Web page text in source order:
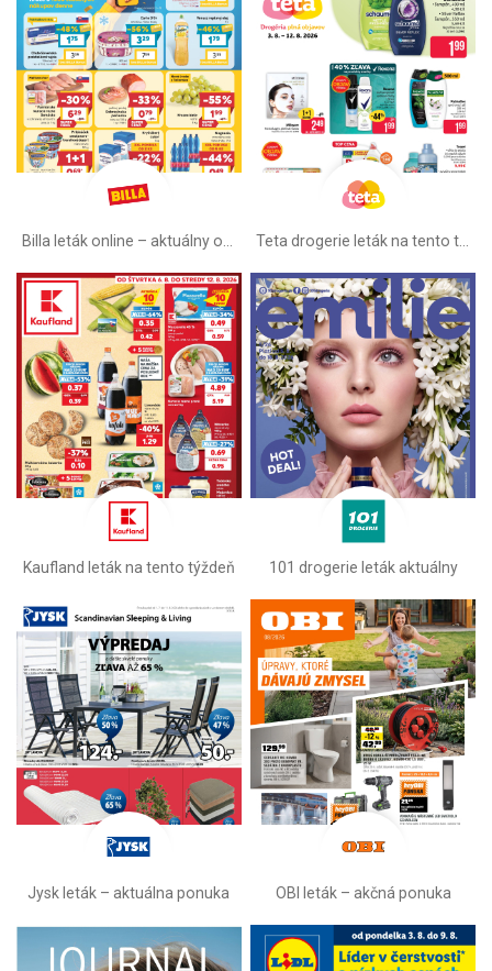
Kaufland leták na tento týždeň 101 drogerie leták aktuálny
Jysk leták – aktuálna ponuka OBI leták –⁠ akčná ponuka